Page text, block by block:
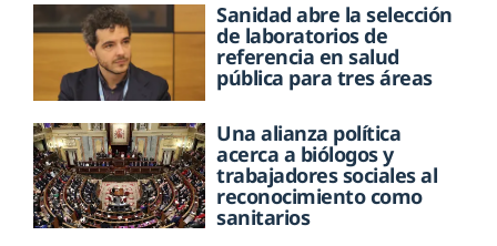
Sanidad abre la selección
de laboratorios de
referencia en salud
pública para tres áreas
Una alianza política
acerca a biólogos y
trabajadores sociales al
reconocimiento como
sanitarios